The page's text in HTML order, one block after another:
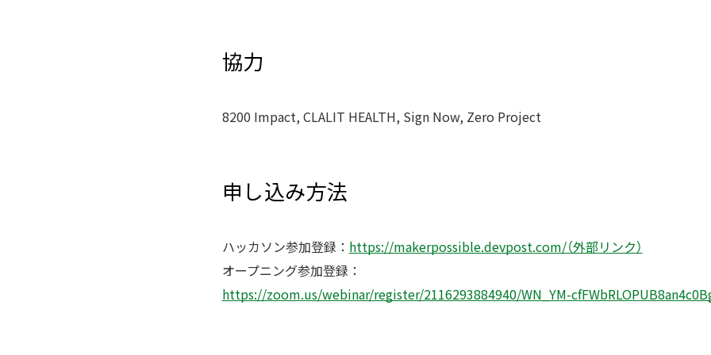
協力
8200 Impact, CLALIT HEALTH, Sign Now, Zero Project
申し込み方法
ハッカソン参加登録： https://makerpossible.devpost.com/（外部リンク）
オープニング参加登録：
https://zoom.us/webinar/register/2116293884940/WN_YM-cfFWbRLOPUB8an4c0Bg